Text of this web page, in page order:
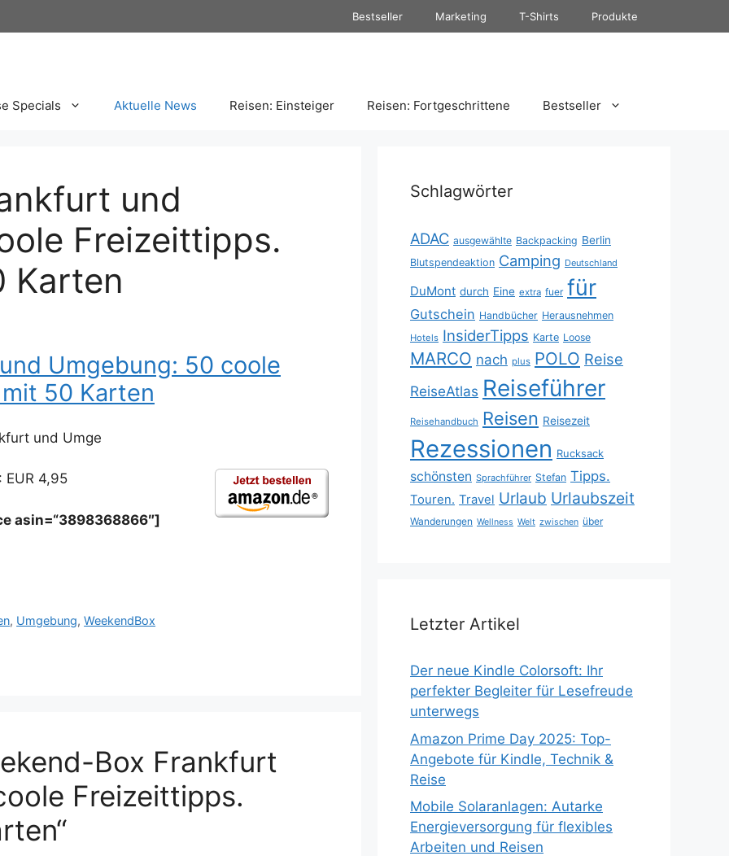
Bestseller Marketing T-Shirts Produkte
Specials Aktuelle News Reisen: Einsteiger Reisen: Fortgeschrittene Bestseller
und
Freizeittipps.
Karten
Umgebung: 50 coole
50 Karten
und Umge
EUR 4,95
asin=“3898368866″]
, Umgebung,WeekendBox
Box Frankfurt
Freizeittipps.
Schlagwörter
ADAC ausgewählte Backpacking Berlin
Blutspendeaktion Camping Deutschland
DuMont durch Eine extra fuer für
Gutschein Handbücher Herausnehmen
Hotels InsiderTipps Karte Loose
MARCO nach plus POLO Reise
ReiseAtlas Reiseführer
Reisehandbuch Reisen Reisezeit
Rezessionen Rucksack
schönsten Sprachführer Stefan Tipps.
Touren. Travel Urlaub Urlaubszeit
Wanderungen Wellness Welt zwischen über
Letzter Artikel
Der neue Kindle Colorsoft: Ihr
perfekter Begleiter für Lesefreude
unterwegs
Amazon Prime Day 2025: Top-
Angebote für Kindle, Technik &
Reise
Mobile Solaranlagen: Autarke
Energieversorgung für flexibles
Arbeiten und Reisen